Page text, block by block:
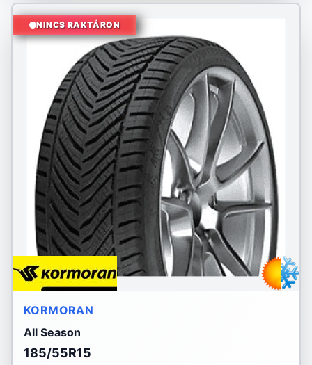
NINCS RAKTÁRON
KORMORAN
All Season
185/55R15